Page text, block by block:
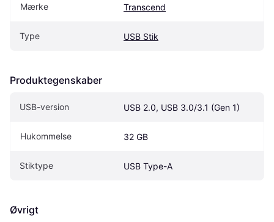
Mærke Transcend
Type USB Stik
Produktegenskaber
USB-version USB 2.0, USB 3.0/3.1 (Gen 1)
Hukommelse 32 GB
Stiktype USB Type-A
Øvrigt